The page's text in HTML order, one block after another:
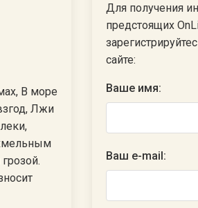
В море
Лжи
Для получения
предстоящих
сайте:
Ваше имя:
Ваш e-mail: